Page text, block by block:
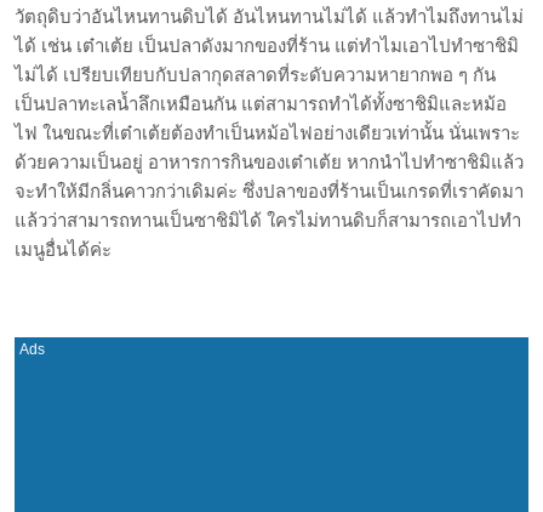
วัตถุดิบว่าอันไหนทานดิบได้ อันไหนทานไม่ได้ แล้วทำไมถึงทานไม่
ได้ เช่น เต๋าเต้ย เป็นปลาดังมากของที่ร้าน แต่ทำไมเอาไปทำซาชิมิ
ไม่ได้ เปรียบเทียบกับปลากุดสลาดที่ระดับความหายากพอ ๆ กัน
เป็นปลาทะเลน้ำลึกเหมือนกัน แต่สามารถทำได้ทั้งซาชิมิและหม้อ
ไฟ ในขณะที่เต๋าเต้ยต้องทำเป็นหม้อไฟอย่างเดียวเท่านั้น นั่นเพราะ
ด้วยความเป็นอยู่ อาหารการกินของเต๋าเต้ย หากนำไปทำซาชิมิแล้ว
จะทำให้มีกลิ่นคาวกว่าเดิมค่ะ ซึ่งปลาของที่ร้านเป็นเกรดที่เราคัดมา
แล้วว่าสามารถทานเป็นซาชิมิได้ ใครไม่ทานดิบก็สามารถเอาไปทำ
เมนูอื่นได้ค่ะ